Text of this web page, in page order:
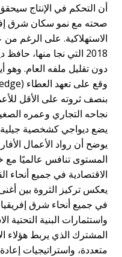
أن التحكم في الإنتاج سيحقق
صحته مع نمو سكان شرق
الاستهلاكية. على الرغم من
2018 التي نجا منها، حافظ
دون تقليل ملفه العام. وهو
بنصف ثروته على الأقل للأعمال
يضع ديواجي كشخصية جيلية
يوضح أن رواد الأعمال الأفارقة
المستوى تنافس عالميًا مع
الاقتصادية في جميع أنحاء
في جميع أنحاء شرق إفريقيا،
واستثمارات البنية التحتية
المشترك الذي يربط هؤلاء
متعددة، واستراتيجيات إعادة